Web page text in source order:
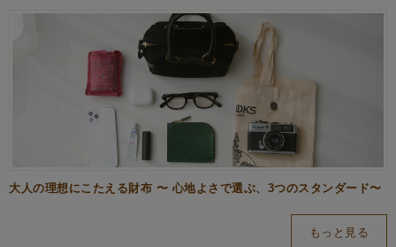
大人の理想にこたえる財布 〜 心地よさで選ぶ、3つのスタンダード〜
もっと見る